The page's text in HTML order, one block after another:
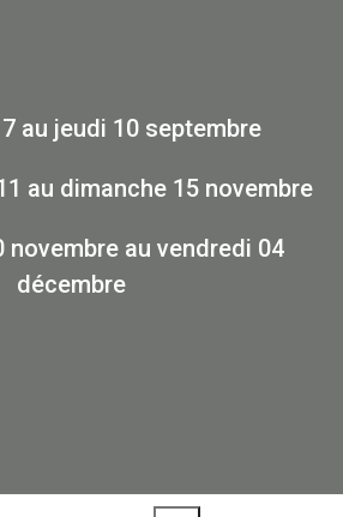
au jeudi 10 septembre
au dimanche 15 novembre
novembre au vendredi 04
décembre